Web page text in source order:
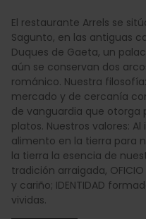
El restaurante Arrels se
Sagunto, en las antiguas
Duques de Gaeta, un
aún se conservan dos
románico. Nuestra
mercado y de cercanía
de vanguardia que otorga
platos. Nuestros valores:
alimento en la tierra para
la tierra la esencia de
tradición arraigada,
y cariño; IDENTIDAD
vividas.